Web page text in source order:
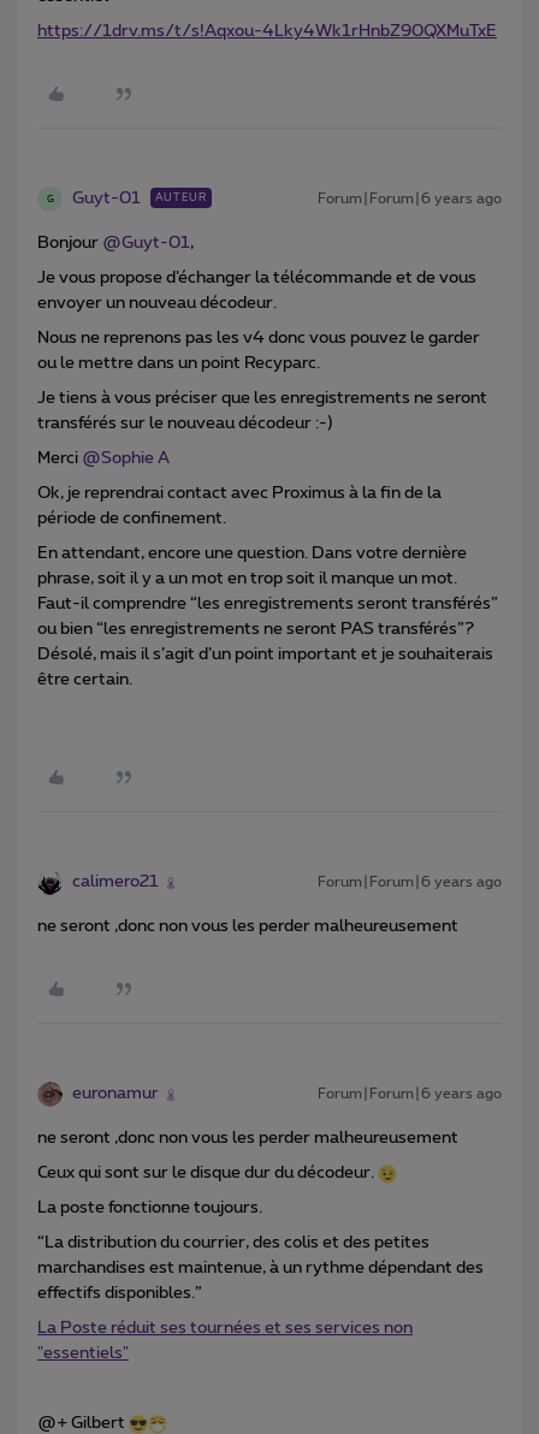
https://1drv.ms/t/s!Aqxou-4Lky4Wk1rHnbZ90QXMuTxE
G Guyt-01 AUTEUR Forum|Forum|6 years ago
Bonjour @Guyt-01,
Je vous propose d’échanger la télécommande et de vous
envoyer un nouveau décodeur.
Nous ne reprenons pas les v4 donc vous pouvez le garder
ou le mettre dans un point Recyparc.
Je tiens à vous préciser que les enregistrements ne seront
transférés sur le nouveau décodeur :-)
Merci @Sophie A
Ok, je reprendrai contact avec Proximus à la fin de la
période de confinement.
En attendant, encore une question. Dans votre dernière
phrase, soit il y a un mot en trop soit il manque un mot.
Faut-il comprendre “les enregistrements seront transférés”
ou bien “les enregistrements ne seront PAS transférés”?
Désolé, mais il s’agit d’un point important et je souhaiterais
être certain.
calimero21 Forum|Forum|6 years ago
ne seront ,donc non vous les perder malheureusement
euronamur Forum|Forum|6 years ago
ne seront ,donc non vous les perder malheureusement
Ceux qui sont sur le disque dur du décodeur.
La poste fonctionne toujours.
“La distribution du courrier, des colis et des petites
marchandises est maintenue, à un rythme dépendant des
effectifs disponibles.”
La Poste réduit ses tournées et ses services non
"essentiels"
@+ Gilbert